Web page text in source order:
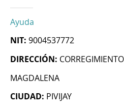
Ayuda
NIT: 9004537772
DIRECCIÓN:
MAGDALENA
CIUDAD: PIVIJAY